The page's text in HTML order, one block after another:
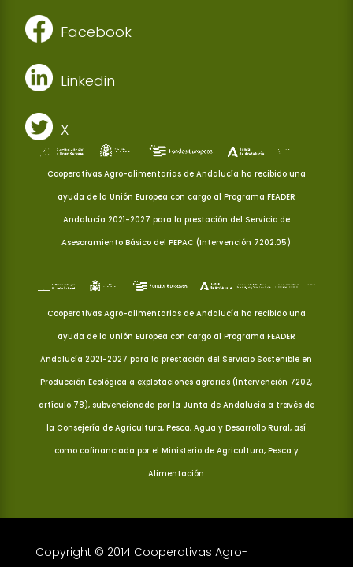
Facebook
Linkedin
X
Cooperativas Agro-alimentarias de Andalucía ha recibido una
ayuda de la Unión Europea con cargo al Programa FEADER
Andalucía 2021-2027 para la prestación del Servicio de
Asesoramiento Básico del PEPAC (Intervención 7202.05)
Cooperativas Agro-alimentarias de Andalucía ha recibido una
ayuda de la Unión Europea con cargo al Programa FEADER
Andalucía 2021-2027 para la prestación del Servicio Sostenible en
Producción Ecológica a explotaciones agrarias (Intervención 7202,
artículo 78), subvencionada por la Junta de Andalucía a través de
la Consejería de Agricultura, Pesca, Agua y Desarrollo Rural, así
como cofinanciada por el Ministerio de Agricultura, Pesca y
Alimentación
Copyright © 2014 Cooperativas Agro-